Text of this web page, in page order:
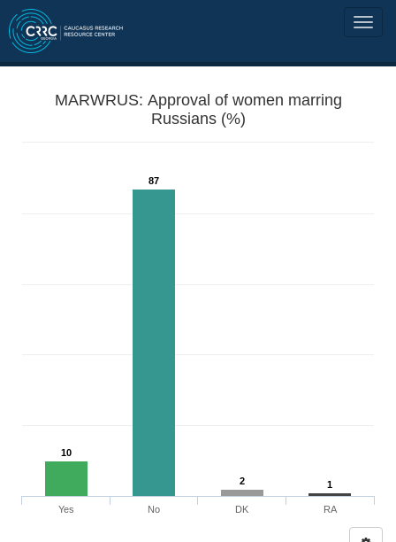
MARWRUS: Approval of women marring
Russians (%)
10
87
2 1
Yes No DK RA